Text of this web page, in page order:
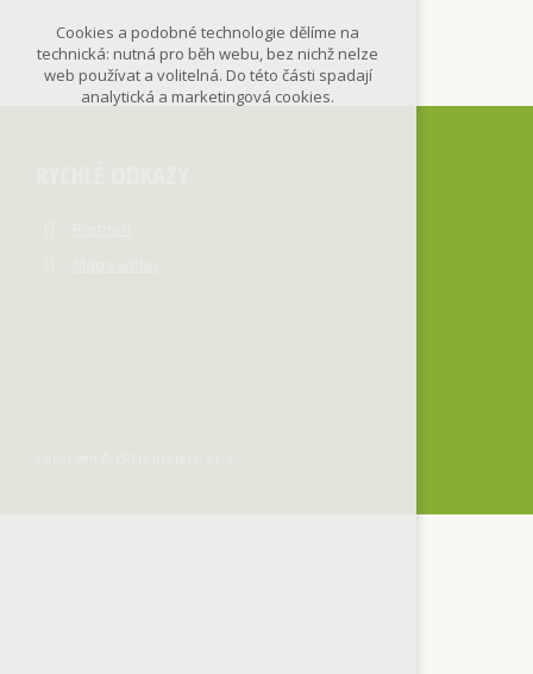
Odmítnout vše
Cookies a podobné technologie dělíme na
technická: nutná pro běh webu, bez nichž nelze
web používat a volitelná. Do této části spadají
analytická a marketingová cookies.